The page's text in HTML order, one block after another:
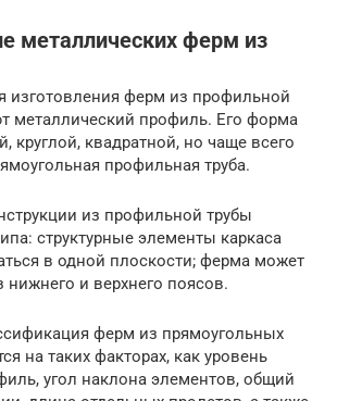
металлических ферм из
изготовления ферм из профильной
металлический профиль. Его форма
круглой, квадратной, но чаще всего
профильная труба.
из профильной трубы
структурные элементы каркаса
в одной плоскости; ферма может
и верхнего поясов.
ферм из прямоугольных
на таких факторах, как уровень
угол наклона элементов, общий